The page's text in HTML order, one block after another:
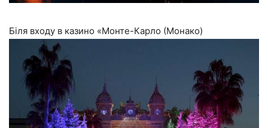
Біля входу в казино «Монте-Карло (Монако)